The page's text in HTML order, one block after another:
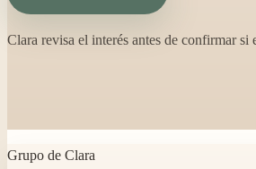
Clara revisa el interés antes de confirmar
Grupo de Clara